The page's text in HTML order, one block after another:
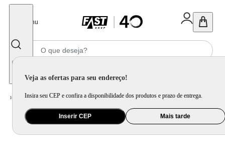
Menu
Veja as ofertas para seu endereço!
Insira seu CEP e confira a disponibilidade dos produtos e prazo de entrega.
Inserir CEP Mais tarde
Home Utilidade Doméstica Organização e Armazenamento / Porta Mantimento e Pote